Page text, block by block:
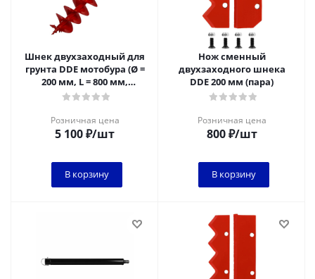
Шнек двухзаходный для
грунта DDE мотобура (Ø =
200 мм, L = 800 мм,
посадка на вал 20 мм)
Розничная цена
5 100₽/шт
В корзину
Нож сменный
двухзаходного шнека
DDE 200 мм (пара)
Розничная цена
800₽/шт
В корзину